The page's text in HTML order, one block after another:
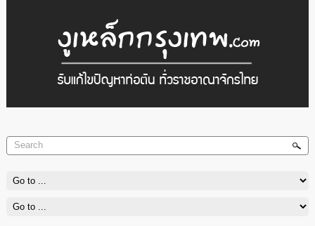
งูเหล็กกรุงเทพ.Com
ยินดีให้บริการ ลูกค้าทุกท่าน ในราคาเป็นกันเอง บริการ เรากล้ารับประกัน